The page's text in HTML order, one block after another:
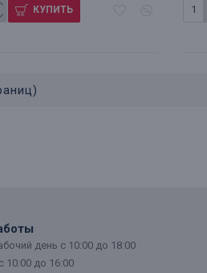
КУПИТЬ
день с 10:00 до 18:00
10:00 до 16:00